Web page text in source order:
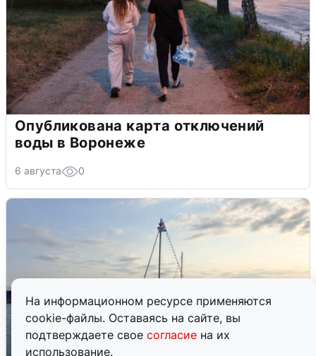
На информационном ресурсе применяются
cookie-файлы. Оставаясь на сайте, вы
подтверждаете свое согласие на их
использование.
Опубликована карта отключений
воды в Воронеже
6 августа 0